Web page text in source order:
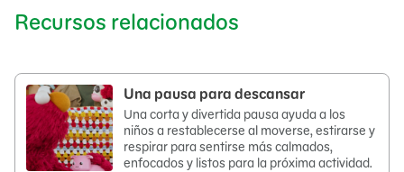
Recursos relacionados
Una pausa para descansar
Una corta y divertida pausa ayuda a los
niños a restablecerse al moverse, estirarse y
respirar para sentirse más calmados,
enfocados y listos para la próxima actividad.